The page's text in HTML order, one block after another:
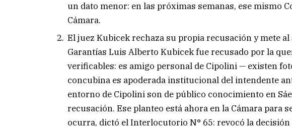
un dato menor: en las próximas semanas, ese mismo
Cámara.
El juez Kubicek rechaza su propia recusación y mete
Garantías Luis Alberto Kubicek fue recusado por la
verificables: es amigo personal de Cipolini — existen
concubina es apoderada institucional del intendente
entorno de Cipolini son de público conocimiento en
recusación. Ese planteo está ahora en la Cámara para
ocurra, dictó el Interlocutorio N° 65: revocó la decisión